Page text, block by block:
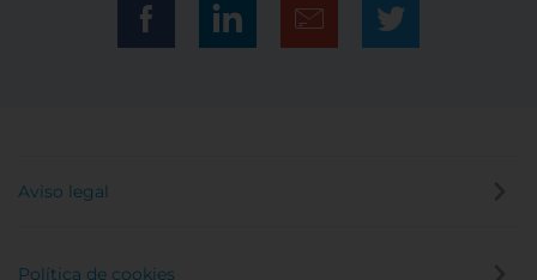
Aviso legal
Política de cookies